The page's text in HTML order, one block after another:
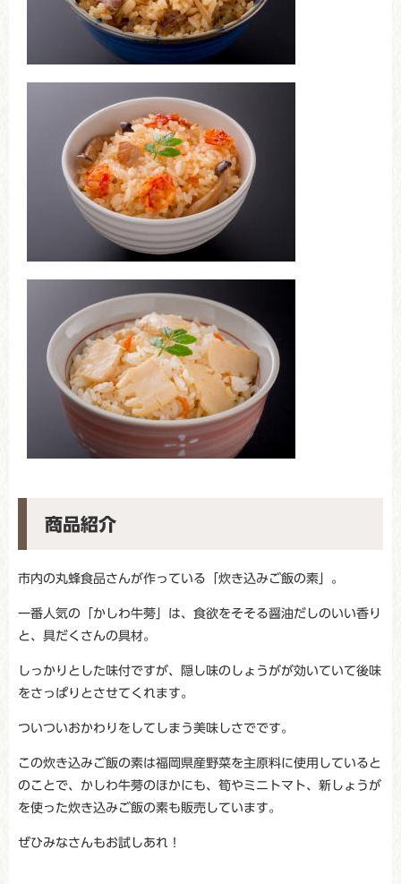
商品紹介
市内の丸蜂食品さんが作っている「炊き込みご飯の素」。
一番人気の「かしわ牛蒡」は、食欲をそそる醤油だしのいい香り
と、具だくさんの具材。
しっかりとした味付ですが、隠し味のしょうがが効いていて後味
をさっぱりとさせてくれます。
ついついおかわりをしてしまう美味しさでです。
この炊き込みご飯の素は福岡県産野菜を主原料に使用していると
のことで、かしわ牛蒡のほかにも、筍やミニトマト、新しょうが
を使った炊き込みご飯の素も販売しています。
ぜひみなさんもお試しあれ！